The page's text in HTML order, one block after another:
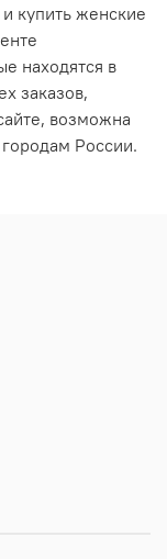
купить женские
находятся в
заказов,
возможна
России.